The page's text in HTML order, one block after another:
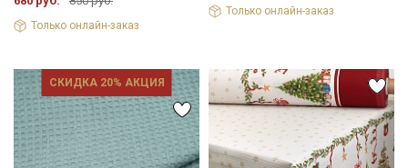
Только онлайн-заказ
Только онлайн-заказ
СКИДКА 20% АКЦИЯ